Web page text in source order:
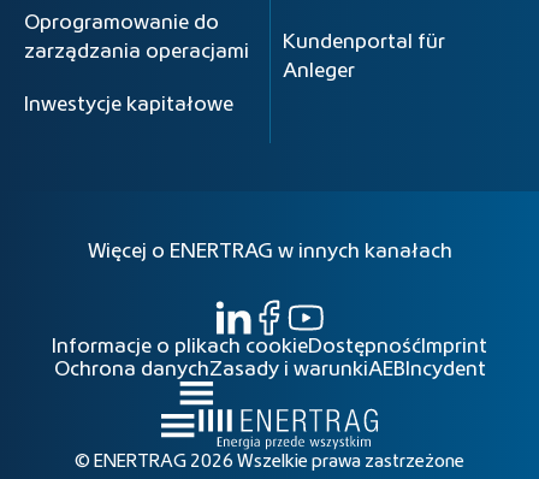
Oprogramowanie do
zarządzania operacjami
Inwestycje kapitałowe
Kundenportal für
Anleger
© ENERTRAG 2026 Wszelkie prawa zastrzeżone
Więcej o ENERTRAG w innych kanałach
Informacje o plikach cookieDostępność Imprint
Ochrona danychZasady i warunkiAEB Incydent